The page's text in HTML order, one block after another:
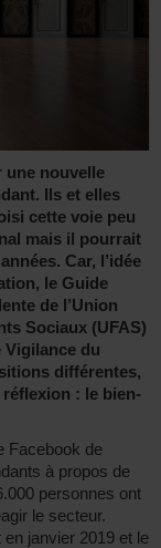
une nouvelle
Ils et elles
cette voie peu
mais il pourrait
Car, l’idée
le Guide
de l’Union
Sociaux (UFAS)
Vigilance du
différentes,
: le bien-
Facebook de
à propos de
personnes ont
le secteur.
janvier 2019 et le